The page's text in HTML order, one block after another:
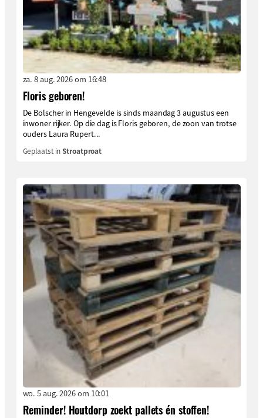
za. 8 aug. 2026 om 16:48
Floris geboren!
De Bolscher in Hengevelde is sinds maandag 3 augustus een
inwoner rijker. Op die dag is Floris geboren, de zoon van trotse
ouders Laura Rupert...
Geplaatst inStroatproat
wo. 5 aug. 2026 om 10:01
Reminder! Houtdorp zoekt pallets én stoffen!